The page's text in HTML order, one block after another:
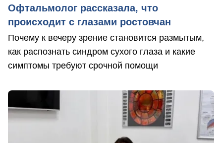
Офтальмолог рассказала, что
происходит с глазами ростовчан
Почему к вечеру зрение становится размытым,
как распознать синдром сухого глаза и какие
симптомы требуют срочной помощи